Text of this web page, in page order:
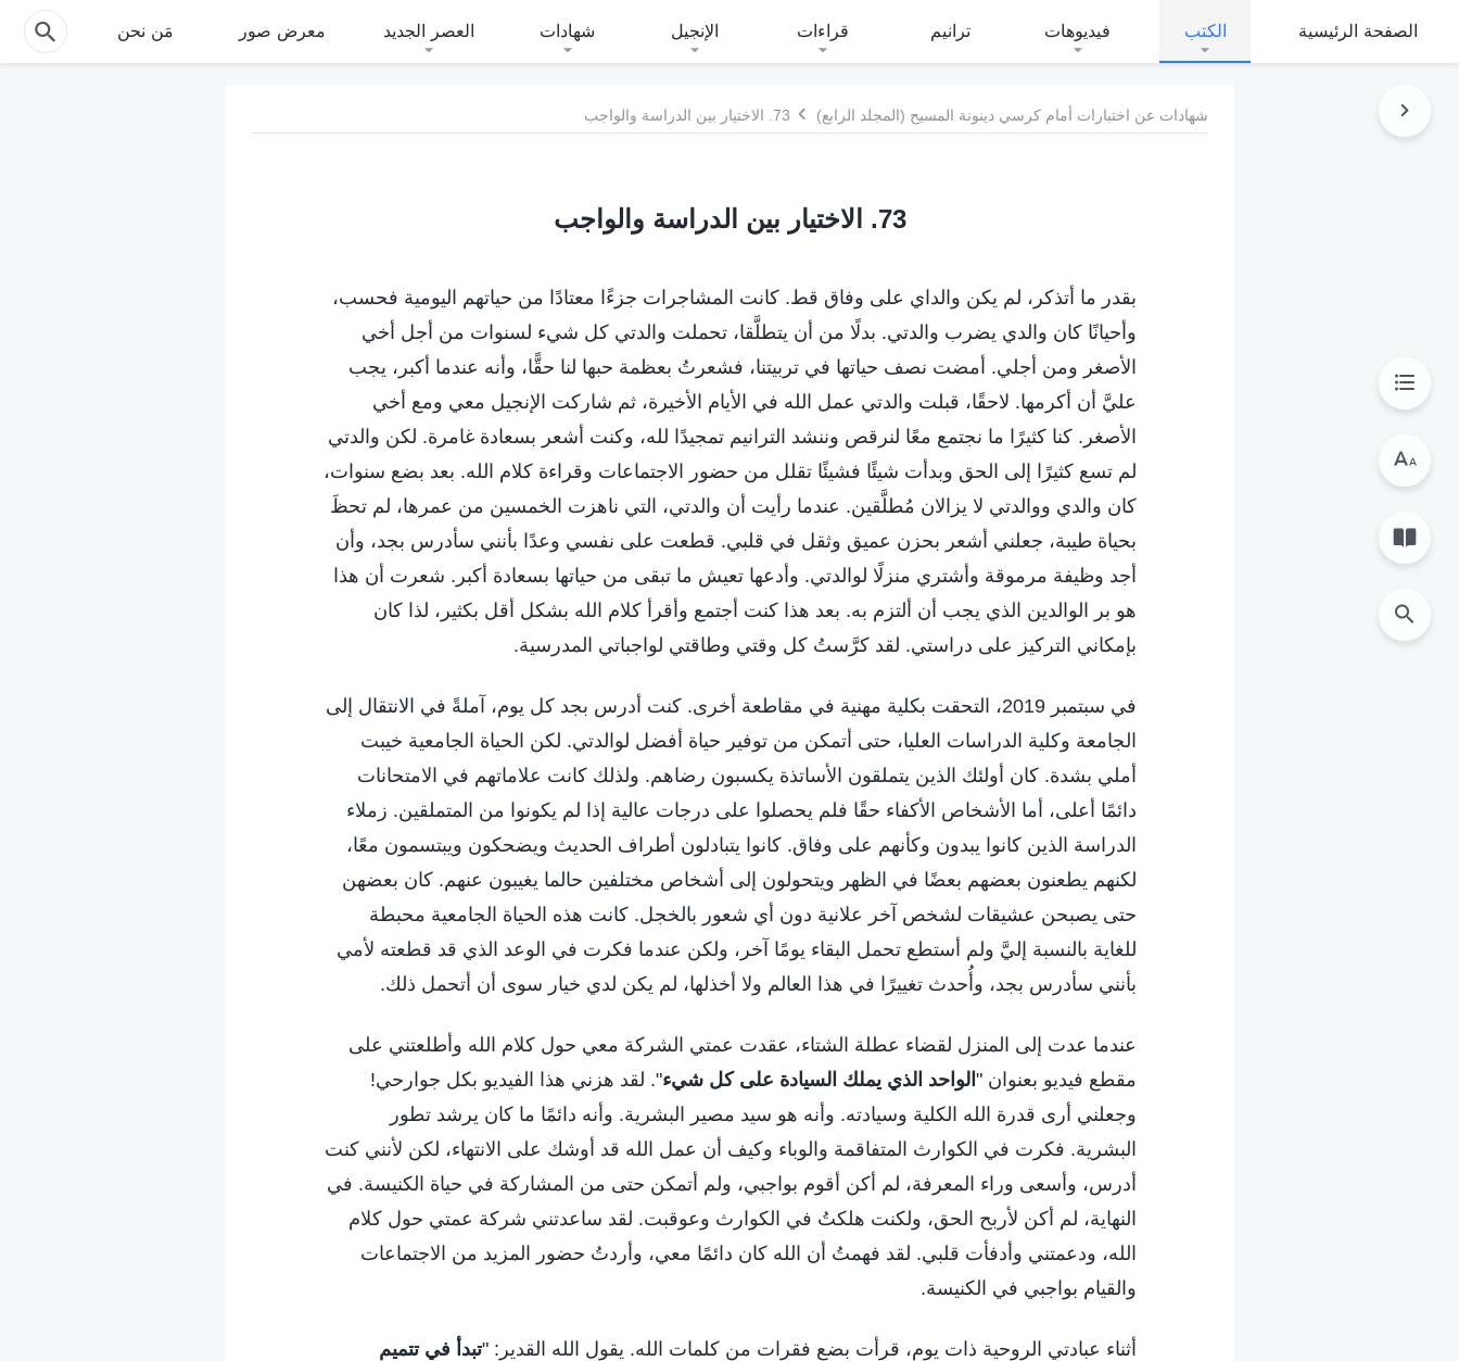
الصفحة الرئيسية الكتب فيديوهات ترانيم قراءات الإنجيل شهادات العصر الجديد معرض صور مَن نحن
شهادات عن اختبارات أمام كرسي دينونة المسيح (المجلد الرابع) 73. الاختيار بين الدراسة والواجب
73. الاختيار بين الدراسة والواجب
بقدر ما أتذكر، لم يكن والداي على وفاق قط. كانت المشاجرات جزءًا معتادًا من حياتهم اليومية فحسب،
وأحيانًا كان والدي يضرب والدتي. بدلًا من أن يتطلَّقا، تحملت والدتي كل شيء لسنوات من أجل أخي
الأصغر ومن أجلي. أمضت نصف حياتها في تربيتنا، فشعرتُ بعظمة حبها لنا حقًّا، وأنه عندما أكبر، يجب
عليَّ أن أكرمها. لاحقًا، قبلت والدتي عمل الله في الأيام الأخيرة، ثم شاركت الإنجيل معي ومع أخي
الأصغر. كنا كثيرًا ما نجتمع معًا لنرقص وننشد الترانيم تمجيدًا لله، وكنت أشعر بسعادة غامرة. لكن والدتي
لم تسع كثيرًا إلى الحق وبدأت شيئًا فشيئًا تقلل من حضور الاجتماعات وقراءة كلام الله. بعد بضع سنوات،
كان والدي ووالدتي لا يزالان مُطلَّقين. عندما رأيت أن والدتي، التي ناهزت الخمسين من عمرها، لم تحظَ
بحياة طيبة، جعلني أشعر بحزن عميق وثقل في قلبي. قطعت على نفسي وعدًا بأنني سأدرس بجد، وأن
أجد وظيفة مرموقة وأشتري منزلًا لوالدتي. وأدعها تعيش ما تبقى من حياتها بسعادة أكبر. شعرت أن هذا
هو بر الوالدين الذي يجب أن ألتزم به. بعد هذا كنت أجتمع وأقرأ كلام الله بشكل أقل بكثير، لذا كان
بإمكاني التركيز على دراستي. لقد كرَّستُ كل وقتي وطاقتي لواجباتي المدرسية.
في سبتمبر 2019، التحقت بكلية مهنية في مقاطعة أخرى. كنت أدرس بجد كل يوم، آملةً في الانتقال إلى
الجامعة وكلية الدراسات العليا، حتى أتمكن من توفير حياة أفضل لوالدتي. لكن الحياة الجامعية خيبت
أملي بشدة. كان أولئك الذين يتملقون الأساتذة يكسبون رضاهم. ولذلك كانت علاماتهم في الامتحانات
دائمًا أعلى، أما الأشخاص الأكفاء حقًا فلم يحصلوا على درجات عالية إذا لم يكونوا من المتملقين. زملاء
الدراسة الذين كانوا يبدون وكأنهم على وفاق. كانوا يتبادلون أطراف الحديث ويضحكون ويبتسمون معًا،
لكنهم يطعنون بعضهم بعضًا في الظهر ويتحولون إلى أشخاص مختلفين حالما يغيبون عنهم. كان بعضهن
حتى يصبحن عشيقات لشخص آخر علانية دون أي شعور بالخجل. كانت هذه الحياة الجامعية محبطة
للغاية بالنسبة إليَّ ولم أستطع تحمل البقاء يومًا آخر، ولكن عندما فكرت في الوعد الذي قد قطعته لأمي
بأنني سأدرس بجد، وأُحدث تغييرًا في هذا العالم ولا أخذلها، لم يكن لدي خيار سوى أن أتحمل ذلك.
عندما عدت إلى المنزل لقضاء عطلة الشتاء، عقدت عمتي الشركة معي حول كلام الله وأطلعتني على
مقطع فيديو بعنوان " الواحد الذي يملك السيادة على كل شيء". لقد هزني هذا الفيديو بكل جوارحي!
وجعلني أرى قدرة الله الكلية وسيادته. وأنه هو سيد مصير البشرية. وأنه دائمًا ما كان يرشد تطور
البشرية. فكرت في الكوارث المتفاقمة والوباء وكيف أن عمل الله قد أوشك على الانتهاء، لكن لأنني كنت
أدرس، وأسعى وراء المعرفة، لم أكن أقوم بواجبي، ولم أتمكن حتى من المشاركة في حياة الكنيسة. في
النهاية، لم أكن لأربح الحق، ولكنت هلكتُ في الكوارث وعوقبت. لقد ساعدتني شركة عمتي حول كلام
الله، ودعمتني وأدفأت قلبي. لقد فهمتُ أن الله كان دائمًا معي، وأردتُ حضور المزيد من الاجتماعات
والقيام بواجبي في الكنيسة.
أثناء عبادتي الروحية ذات يوم، قرأت بضع فقرات من كلمات الله. يقول الله القدير: "تبدأ في تتميم